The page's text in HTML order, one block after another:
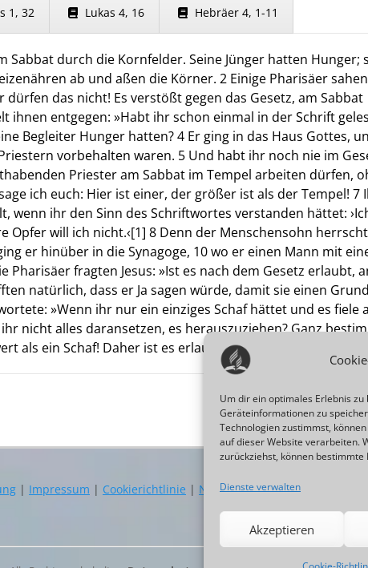
Um dir ein optimales Erlebnis
Geräteinformationen zu
Technologien zustimmst,
auf dieser Website verarbeiten.
zurückziehst, können
Dienste verwalten
Akzeptieren
1, 32 Lukas 4, 16 Hebräer 4, 1-11
Sabbat durch die Kornfelder. Seine Jünger hatten Hunger;
ab und aßen die Körner. 2 Einige Pharisäer
dürfen das nicht! Es verstößt gegen das Gesetz, am Sabbat
ihnen entgegen: »Habt ihr schon einmal in der Schrift
Begleiter Hunger hatten? 4 Er ging in das Haus Gottes,
vorbehalten waren. 5 Und habt ihr noch nie im
Priester am Sabbat im Tempel arbeiten dürfen,
ich euch: Hier ist einer, der größer ist als der Tempel! 7
wenn ihr den Sinn des Schriftwortes verstanden hättet:
Opfer will ich nicht.‹[1] 8 Denn der Menschensohn herrscht
er hinüber in die Synagoge, 10 wo er einen Mann mit
fragten Jesus: »Ist es nach dem Gesetz erlaubt,
natürlich, dass er Ja sagen würde, damit sie einen Grund
»Wenn ihr nur ein einziges Schaf hättet und es fiele
nicht alles daransetzen, es herauszuziehen? Ganz
als ein Schaf! Daher ist es erlaubt, am Sabbat Gutes zu
| Impressum | Cookierichtlinie | Newsletter|Adminbereich